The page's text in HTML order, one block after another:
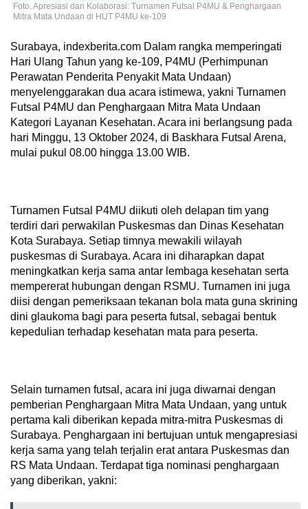
Foto. Apresiasi dan Kolaborasi: Turnamen Futsal P4MU & Penghargaan
Mitra Mata Undaan di HUT P4MU ke-109
Surabaya, indexberita.com Dalam rangka memperingati
Hari Ulang Tahun yang ke-109, P4MU (Perhimpunan
Perawatan Penderita Penyakit Mata Undaan)
menyelenggarakan dua acara istimewa, yakni Turnamen
Futsal P4MU dan Penghargaan Mitra Mata Undaan
Kategori Layanan Kesehatan. Acara ini berlangsung pada
hari Minggu, 13 Oktober 2024, di Baskhara Futsal Arena,
mulai pukul 08.00 hingga 13.00 WIB.
Turnamen Futsal P4MU diikuti oleh delapan tim yang
terdiri dari perwakilan Puskesmas dan Dinas Kesehatan
Kota Surabaya. Setiap timnya mewakili wilayah
puskesmas di Surabaya. Acara ini diharapkan dapat
meningkatkan kerja sama antar lembaga kesehatan serta
mempererat hubungan dengan RSMU. Turnamen ini juga
diisi dengan pemeriksaan tekanan bola mata guna skrining
dini glaukoma bagi para peserta futsal, sebagai bentuk
kepedulian terhadap kesehatan mata para peserta.
Selain turnamen futsal, acara ini juga diwarnai dengan
pemberian Penghargaan Mitra Mata Undaan, yang untuk
pertama kali diberikan kepada mitra-mitra Puskesmas di
Surabaya. Penghargaan ini bertujuan untuk mengapresiasi
kerja sama yang telah terjalin erat antara Puskesmas dan
RS Mata Undaan. Terdapat tiga nominasi penghargaan
yang diberikan, yakni: